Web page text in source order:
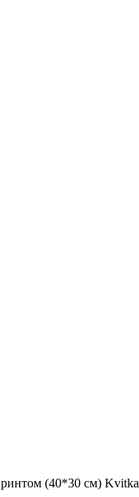
(40*30 см) Kvitka